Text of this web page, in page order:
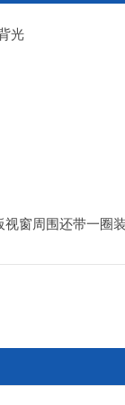
光
窗周围还带一圈